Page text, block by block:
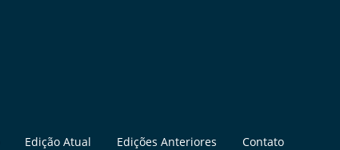
Edição Atual Edições Anteriores Contato